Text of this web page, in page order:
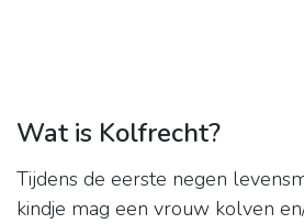
Wat is Kolfrecht?
Tijdens de eerste negen
kindje mag een vrouw kolven